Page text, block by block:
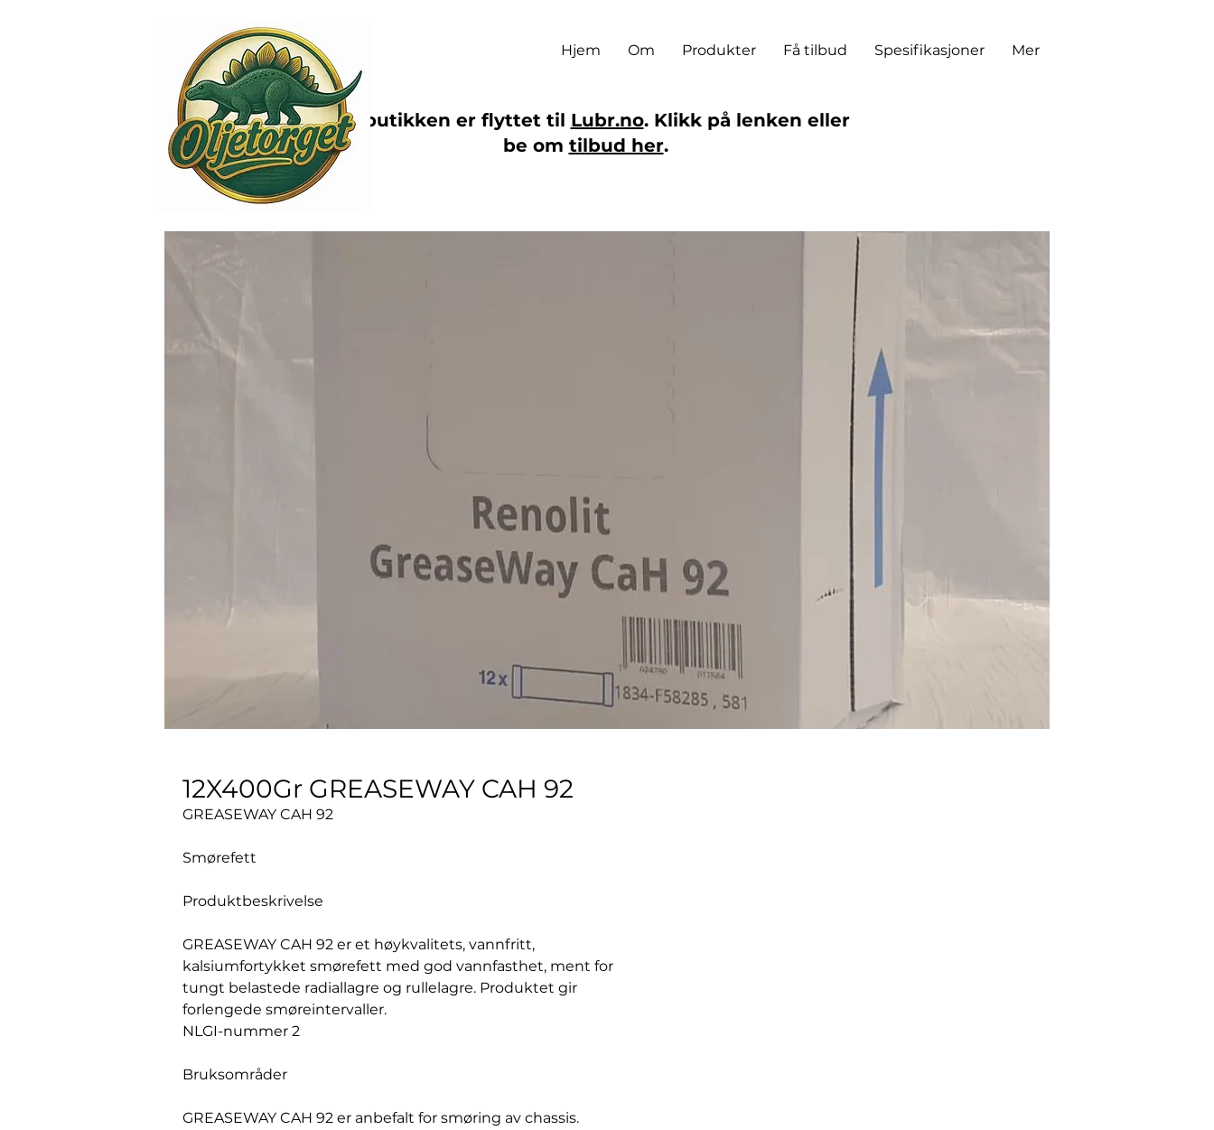
Hjem Om Produkter Få tilbud Spesifikasjoner Mer
12X400Gr GREASEWAY CAH 92
GREASEWAY CAH 92
Smørefett
Produktbeskrivelse
GREASEWAY CAH 92 er et høykvalitets, vannfritt,
kalsiumfortykket smørefett med god vannfasthet, ment for
tungt belastede radiallagre og rullelagre. Produktet gir
forlengede smøreintervaller.
NLGI-nummer 2
Bruksområder
GREASEWAY CAH 92 er anbefalt for smøring av chassis.
Nettbutikken er flyttet til Lubr.no. Klikk på lenken eller
be om tilbud her.